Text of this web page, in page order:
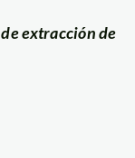
extracción de